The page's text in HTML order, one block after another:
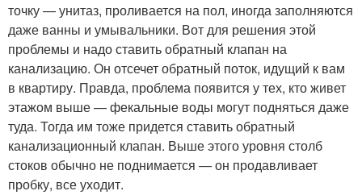
точку — унитаз, проливается на пол, иногда заполняются
даже ванны и умывальники. Вот для решения этой
проблемы и надо ставить обратный клапан на
канализацию. Он отсечет обратный поток, идущий к вам
в квартиру. Правда, проблема появится у тех, кто живет
этажом выше — фекальные воды могут подняться даже
туда. Тогда им тоже придется ставить обратный
канализационный клапан. Выше этого уровня столб
стоков обычно не поднимается — он продавливает
пробку, все уходит.